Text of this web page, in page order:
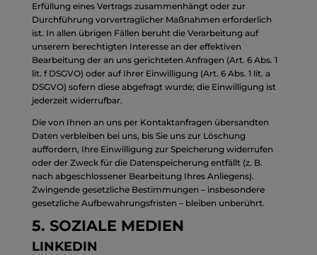
Erfüllung eines Vertrags zusammenhängt oder zur
Durchführung vorvertraglicher Maßnahmen erforderlich
ist. In allen übrigen Fällen beruht die Verarbeitung auf
unserem berechtigten Interesse an der effektiven
Bearbeitung der an uns gerichteten Anfragen (Art. 6 Abs. 1
lit. f DSGVO) oder auf Ihrer Einwilligung (Art. 6 Abs. 1 lit. a
DSGVO) sofern diese abgefragt wurde; die Einwilligung ist
jederzeit widerrufbar.
Die von Ihnen an uns per Kontaktanfragen übersandten
Daten verbleiben bei uns, bis Sie uns zur Löschung
auffordern, Ihre Einwilligung zur Speicherung widerrufen
oder der Zweck für die Datenspeicherung entfällt (z. B.
nach abgeschlossener Bearbeitung Ihres Anliegens).
Zwingende gesetzliche Bestimmungen – insbesondere
gesetzliche Aufbewahrungsfristen – bleiben unberührt.
5. SOZIALE MEDIEN
LINKEDIN